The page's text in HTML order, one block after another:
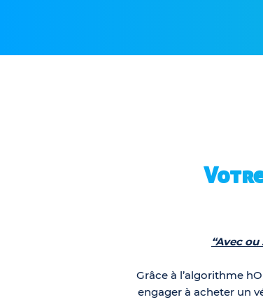
Votre
“Avec
Grâce à l’algorithme
engager à acheter un